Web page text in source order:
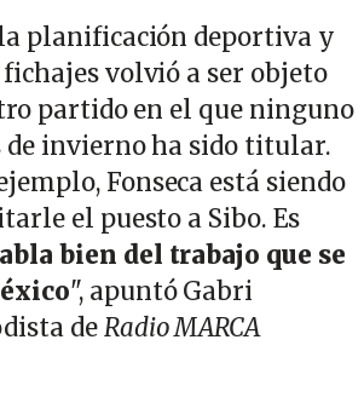
planificación deportiva y
fichajes volvió a ser objeto
partido en el que ninguno
de invierno ha sido titular.
Fonseca está siendo
el puesto a Sibo. Es
bien del trabajo que se
", apuntó Gabri
deRadio MARCA